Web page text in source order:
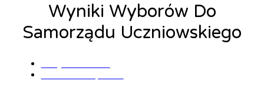
Wyniki Wyborów Do
Samorządu Uczniowskiego